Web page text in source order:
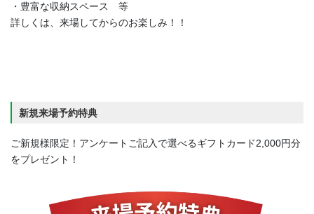
・豊富な収納スペース 等
詳しくは、来場してからのお楽しみ！！
新規来場予約特典
ご新規様限定！アンケートご記入で選べるギフトカード2,000円分
をプレゼント！